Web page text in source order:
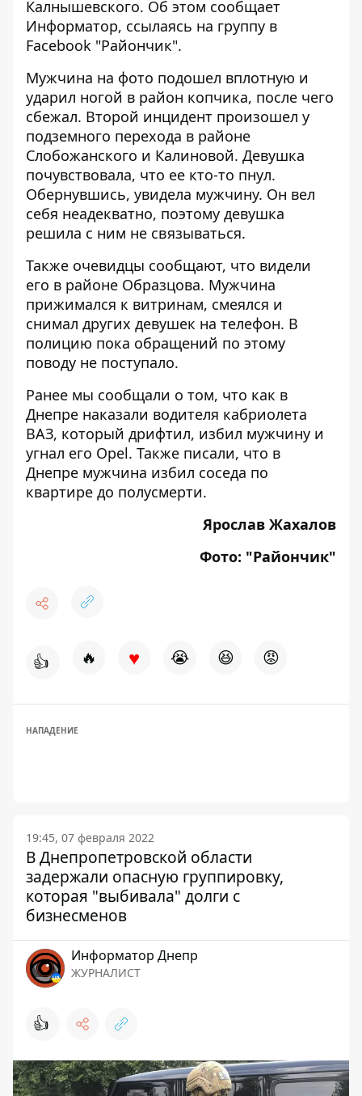
Калнышевского. Об этом сообщает
Информатор, ссылаясь на группу в
Facebook "Райончик".
Мужчина на фото подошел вплотную и
ударил ногой в район копчика, после чего
сбежал. Второй инцидент произошел у
подземного перехода в районе
Слобожанского и Калиновой. Девушка
почувствовала, что ее кто-то пнул.
Обернувшись, увидела мужчину. Он вел
себя неадекватно, поэтому девушка
решила с ним не связываться.
Также очевидцы сообщают, что видели
его в районе Образцова. Мужчина
прижимался к витринам, смеялся и
снимал других девушек на телефон. В
полицию пока обращений по этому
поводу не поступало.
Ранее мы сообщали о том, что как в
Днепре наказали водителя кабриолета
ВАЗ, который дрифтил, избил мужчину и
угнал его Opel. Также писали, что в
Днепре мужчина избил соседа по
квартире до полусмерти.
Ярослав Жахалов
Фото: "Райончик"
👍 🔥 ♥ 😭 😆 😡
НАПАДЕНИЕ
19:45, 07 февраля 2022
В Днепропетровской области
задержали опасную группировку,
которая "выбивала" долги с
бизнесменов
Информатор Днепр
ЖУРНАЛИСТ
👍